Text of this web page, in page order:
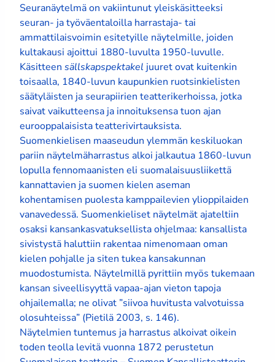
Seuranäytelmä on vakiintunut yleiskäsitteeksi
seuran- ja työväentaloilla harrastaja- tai
ammattilaisvoimin esitetyille näytelmille, joiden
kultakausi ajoittui 1880-luvulta 1950-luvulle.
Käsitteensällskapspektakel juuret ovat kuitenkin
toisaalla, 1840-luvun kaupunkien ruotsinkielisten
säätyläisten ja seurapiirien teatterikerhoissa, jotka
saivat vaikutteensa ja innoituksensa tuon ajan
eurooppalaisista teatterivirtauksista.
Suomenkielisen maaseudun ylemmän keskiluokan
pariin näytelmäharrastus alkoi jalkautua 1860-luvun
lopulla fennomaanisten eli suomalaisuusliikettä
kannattavien ja suomen kielen aseman
kohentamisen puolesta kamppailevien ylioppilaiden
vanavedessä. Suomenkieliset näytelmät ajateltiin
osaksi kansankasvatuksellista ohjelmaa: kansallista
sivistystä haluttiin rakentaa nimenomaan oman
kielen pohjalle ja siten tukea kansakunnan
muodostumista. Näytelmillä pyrittiin myös tukemaan
kansan siveellisyyttä vapaa-ajan vieton tapoja
ohjailemalla; ne olivat ”siivoa huvitusta valvotuissa
olosuhteissa” (Pietilä 2003, s. 146).
Näytelmien tuntemus ja harrastus alkoivat oikein
toden teolla levitä vuonna 1872 perustetun